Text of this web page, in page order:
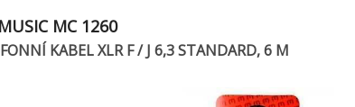
MC 1260
KABEL XLR F / J 6,3 STANDARD, 6 M